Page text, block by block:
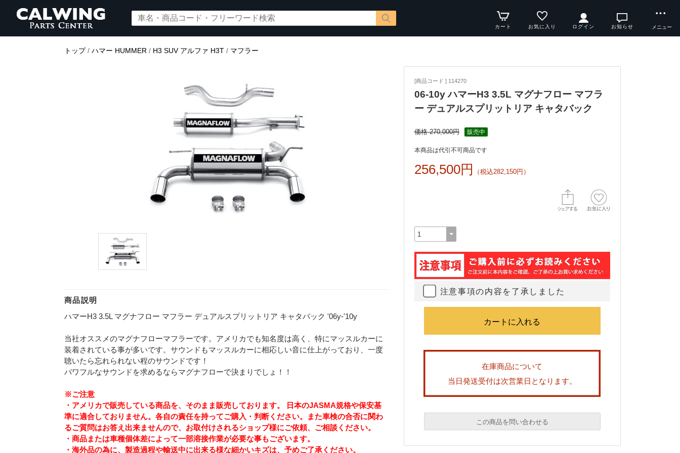
カート お気に入り ログイン お知らせ メニュー
トップ/ ハマー HUMMER / H3 SUV アルファ H3T / マフラー
商品説明
ハマーH3 3.5L マグナフロー マフラー デュアルスプリットリア キャタバック '06y-'10y
当社オススメのマグナフローマフラーです。アメリカでも知名度は高く、特にマッスルカーに
装着されている事が多いです。サウンドもマッスルカーに相応しい音に仕上がっており、一度
聴いたら忘れられない程のサウンドです！
パワフルなサウンドを求めるならマグナフローで決まりでしょ！！
※ご注意
・アメリカで販売している商品を、そのまま販売しております。 日本のJASMA規格や保安基
準に適合しておりません。各自の責任を持ってご購入・判断ください。また車検の合否に関わ
るご質問はお答え出来ませんので、お取付けされるショップ様にご依頼、ご相談ください。
・商品または車種個体差によって一部溶接作業が必要な事もございます。
・海外品の為に、製造過程や輸送中に出来る様な細かいキズは、予めご了承ください。
[商品コード ] 114270
06-10y ハマーH3 3.5L マグナフロー マフラ
ー デュアルスプリットリア キャタバック
価格 270,000円 販売中
本商品は代引不可商品です
256,500円 （税込282,150円）
注意事項の内容を了承しました
在庫商品について
当日発送受付は次営業日となります。
この商品を問い合わせる